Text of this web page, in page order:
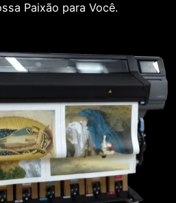
Paixão para Você.